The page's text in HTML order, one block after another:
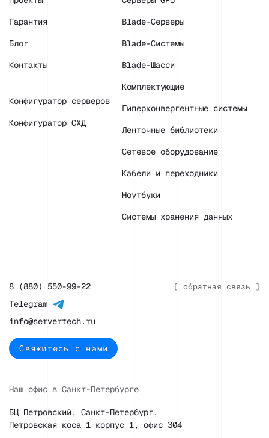
Гарантия
Блог
Контакты
Конфигуратор серверов
Конфигуратор СХД
Blade-Серверы
Blade-Системы
Blade-Шасси
Комплектующие
Гиперконвергентные системы
Ленточные библиотеки
Сетевое оборудование
Кабели и переходники
Ноутбуки
Системы хранения данных
[ обратная связь ]
8 (880) 550-99-22
Telegram
info@servertech.ru
Свяжитесь с нами
Наш офис в Санкт-Петербурге
БЦ Петровский, Санкт-Петербург,
Петровская коса 1 корпус 1, офис 304